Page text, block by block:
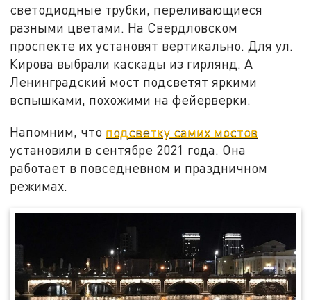
светодиодные трубки, переливающиеся
разными цветами. На Свердловском
проспекте их установят вертикально. Для ул.
Кирова выбрали каскады из гирлянд. А
Ленинградский мост подсветят яркими
вспышками, похожими на фейерверки.
Напомним, что подсветку самих мостов
установили в сентябре 2021 года. Она
работает в повседневном и праздничном
режимах.